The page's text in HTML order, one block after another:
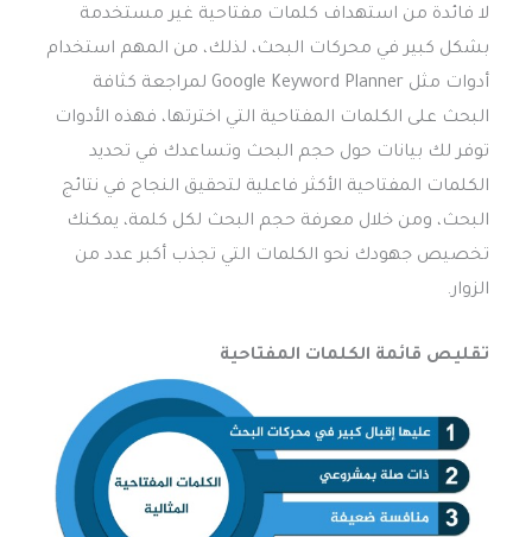
لا فائدة من استهداف كلمات مفتاحية غير مستخدمة
بشكل كبير في محركات البحث، لذلك، من المهم استخدام
أدوات مثل Google Keyword Planner لمراجعة كثافة
البحث على الكلمات المفتاحية التي اخترتها، فهذه الأدوات
توفر لك بيانات حول حجم البحث وتساعدك في تحديد
الكلمات المفتاحية الأكثر فاعلية لتحقيق النجاح في نتائج
البحث، ومن خلال معرفة حجم البحث لكل كلمة، يمكنك
تخصيص جهودك نحو الكلمات التي تجذب أكبر عدد من
الزوار.
تقليص قائمة الكلمات المفتاحية